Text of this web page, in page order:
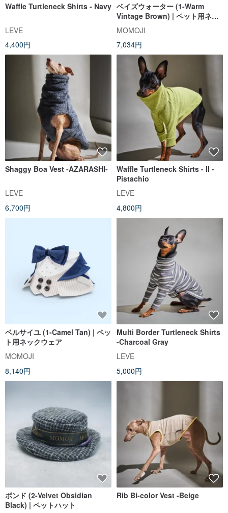
Waffle Turtleneck Shirts - Navy
LEVE
4,400円
ベイズウォーター (1-Warm
Vintage Brown) | ペット用ネッ
クウェア
MOMOJI
7,034円
Shaggy Boa Vest -AZARASHI-
LEVE
6,700円
Waffle Turtleneck Shirts - II -
Pistachio
LEVE
4,800円
ベルサイユ (1-Camel Tan) | ペッ
ト用ネックウェア
MOMOJI
8,140円
Multi Border Turtleneck Shirts
-Charcoal Gray
LEVE
5,000円
ボンド (2-Velvet Obsidian
Black) | ペットハット
Rib Bi-color Vest -Beige